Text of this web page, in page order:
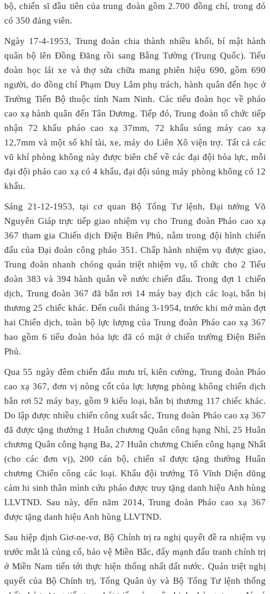
bộ, chiến sĩ đầu tiên của trung đoàn gồm 2.700 đồng chí, trong đó
có 350 đảng viên.
Ngày 17-4-1953, Trung đoàn chia thành nhiều khối, bí mật hành
quân bộ lên Đồng Đăng rồi sang Bằng Tường (Trung Quốc). Tiểu
đoàn học lái xe và thợ sửa chữa mang phiên hiệu 690, gồm 690
người, do đồng chí Phạm Duy Lâm phụ trách, hành quân đến học ở
Trường Tiến Bộ thuộc tỉnh Nam Ninh. Các tiểu đoàn học về pháo
cao xạ hành quân đến Tân Dương. Tiếp đó, Trung đoàn tổ chức tiếp
nhận 72 khẩu pháo cao xạ 37mm, 72 khẩu súng máy cao xạ
12,7mm và một số khí tài, xe, máy do Liên Xô viện trợ. Tất cả các
vũ khí phòng không này được biên chế về các đại đội hỏa lực, mỗi
đại đội pháo cao xạ có 4 khẩu, đại đội súng máy phòng không có 12
khẩu.
Sáng 21-12-1953, tại cơ quan Bộ Tổng Tư lệnh, Đại tướng Võ
Nguyên Giáp trực tiếp giao nhiệm vụ cho Trung đoàn Pháo cao xạ
367 tham gia Chiến dịch Điện Biên Phủ, nằm trong đội hình chiến
đấu của Đại đoàn công pháo 351. Chấp hành nhiệm vụ được giao,
Trung đoàn nhanh chóng quán triệt nhiệm vụ, tổ chức cho 2 Tiểu
đoàn 383 và 394 hành quân về nước chiến đấu. Trong đợt 1 chiến
dịch, Trung đoàn 367 đã bắn rơi 14 máy bay địch các loại, bắn bị
thương 25 chiếc khác. Đến cuối tháng 3-1954, trước khi mở màn đợt
hai Chiến dịch, toàn bộ lực lượng của Trung đoàn Pháo cao xạ 367
bao gồm 6 tiểu đoàn hỏa lực đã có mặt ở chiến trường Điện Biên
Phủ.
Qua 55 ngày đêm chiến đấu mưu trí, kiên cường, Trung đoàn Pháo
cao xạ 367, đơn vị nòng cốt của lực lượng phòng không chiến dịch
bắn rơi 52 máy bay, gồm 9 kiểu loại, bắn bị thương 117 chiếc khác.
Do lập được nhiều chiến công xuất sắc, Trung đoàn Pháo cao xạ 367
đã được tặng thưởng 1 Huân chương Quân công hạng Nhì, 25 Huân
chương Quân công hạng Ba, 27 Huân chương Chiến công hạng Nhất
(cho các đơn vị), 200 cán bộ, chiến sĩ được tặng thưởng Huân
chương Chiến công các loại. Khẩu đội trưởng Tô Vĩnh Diện dũng
cảm hi sinh thân mình cứu pháo được truy tặng danh hiệu Anh hùng
LLVTND. Sau này, đến năm 2014, Trung đoàn Pháo cao xạ 367
được tặng danh hiệu Anh hùng LLVTND.
Sau hiệp định Giơ-ne-vơ, Bộ Chính trị ra nghị quyết đề ra nhiệm vụ
trước mắt là củng cố, bảo vệ Miền Bắc, đẩy mạnh đấu tranh chính trị
ở Miền Nam tiến tới thực hiện thống nhất đất nước. Quán triệt nghị
quyết của Bộ Chính trị, Tổng Quân ủy và Bộ Tổng Tư lệnh thống